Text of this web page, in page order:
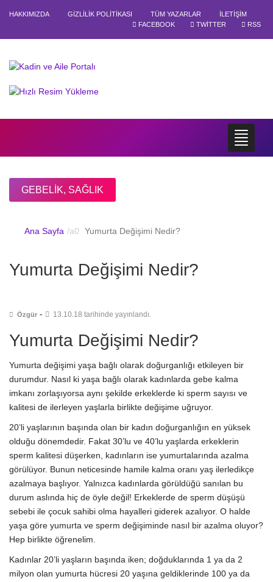
HAKKIMIZDA GIZLILIK POLITIKASI TÜM YAZARLAR
İLETIŞIM
FACEBOOK
TWITTER RSS
GEBELIK, SAĞLIK
Ana Sayfa Yumurta Değişimi Nedir?
Yumurta Değişimi Nedir?
Özgür - 13.10.18 tarihinde yayınlandı.
Yumurta Değişimi Nedir?
Yumurta değişimi yaşa bağlı olarak doğurganlığı etkileyen bir
durumdur. Nasıl ki yaşa bağlı olarak kadınlarda gebe kalma
imkanı zorlaşıyorsa aynı şekilde erkeklerde ki sperm sayısı ve
kalitesi de ilerleyen yaşlarla birlikte değişime uğruyor.
20’li yaşlarının başında olan bir kadın doğurganlığın en yüksek
olduğu dönemdedir. Fakat 30’lu ve 40’lu yaşlarda erkeklerin
sperm kalitesi düşerken, kadınların ise yumurtalarında azalma
görülüyor. Bunun neticesinde hamile kalma oranı yaş ilerledikçe
azalmaya başlıyor. Yalnızca kadınlarda görüldüğü sanılan bu
durum aslında hiç de öyle değil! Erkeklerde de sperm düşüşü
sebebi ile çocuk sahibi olma hayalleri giderek azalıyor. O halde
yaşa göre yumurta ve sperm değişiminde nasıl bir azalma oluyor?
Hep birlikte öğrenelim.
Kadınlar 20’li yaşların başında iken; doğduklarında 1 ya da 2
milyon olan yumurta hücresi 20 yaşına geldiklerinde 100 ya da